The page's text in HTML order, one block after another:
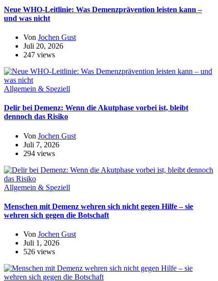
Neue WHO-Leitlinie: Was Demenzprävention leisten kann –
und was nicht
Von Jochen Gust
Juli 20, 2026
247 views
Allgemein & Speziell
Delir bei Demenz: Wenn die Akutphase vorbei ist, bleibt
dennoch das Risiko
Von Jochen Gust
Juli 7, 2026
294 views
Allgemein & Speziell
Menschen mit Demenz wehren sich nicht gegen Hilfe – sie
wehren sich gegen die Botschaft
Von Jochen Gust
Juli 1, 2026
526 views